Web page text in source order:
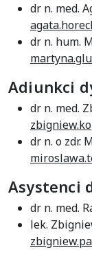
dr n. med.
dr n. hum.
Adiunkci
dr n. med.
dr n. o zdr.
Asystenci
dr n. med.
lek.